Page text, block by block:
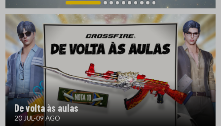
De volta às aulas
20 JUL-09 AGO